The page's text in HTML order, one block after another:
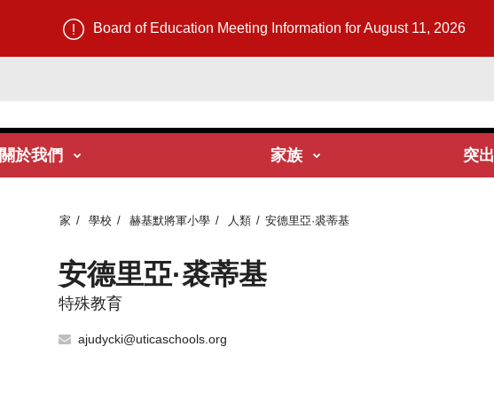
Board of Education Meeting Information for August 11, 2026
關於我們 家族 突出
家 學校 赫基默將軍小學 人類 安德里亞·裘蒂基
安德里亞·裘蒂基
特殊教育
ajudycki@uticaschools.org